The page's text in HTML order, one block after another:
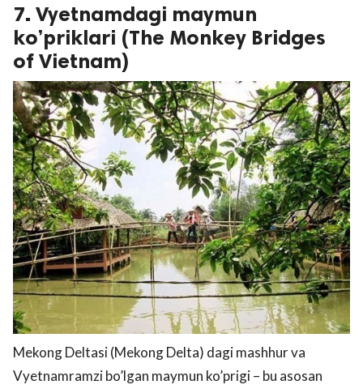
7. Vyetnamdagi maymun
ko’priklari (The Monkey Bridges
of Vietnam)
Mekong Deltasi (Mekong Delta) dagi mashhur va
Vyetnamramzi bo’lgan maymun ko’prigi – bu asosan